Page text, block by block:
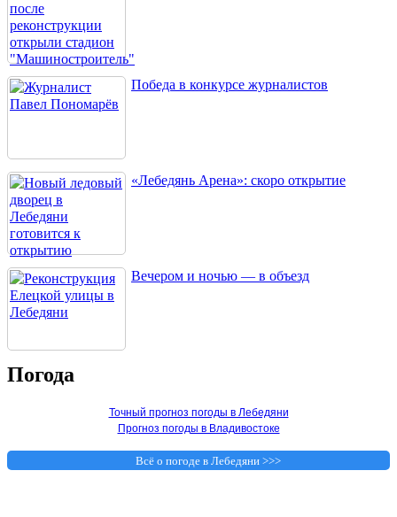
Победа в конкурсе журналистов
«Лебедянь Арена»: скоро открытие
Вечером и ночью — в объезд
Погода
Точный прогноз погоды в Лебедяни
Прогноз погоды в Владивостоке
Всё о погоде в Лебедяни >>>